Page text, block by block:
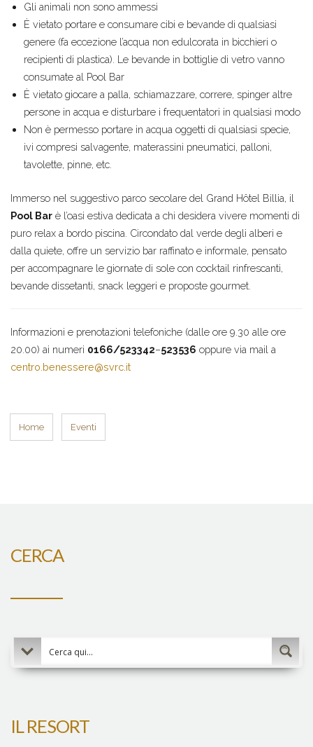
Gli animali non sono ammessi
È vietato portare e consumare cibi e bevande di qualsiasi
genere (fa eccezione l’acqua non edulcorata in bicchieri o
recipienti di plastica). Le bevande in bottiglie di vetro vanno
consumate al Pool Bar
È vietato giocare a palla, schiamazzare, correre, spinger altre
persone in acqua e disturbare i frequentatori in qualsiasi modo
Non è permesso portare in acqua oggetti di qualsiasi specie,
ivi compresi salvagente, materassini pneumatici, palloni,
tavolette, pinne, etc.
Immerso nel suggestivo parco secolare del Grand Hôtel Billia, il
Pool Bar è l’oasi estiva dedicata a chi desidera vivere momenti di
puro relax a bordo piscina. Circondato dal verde degli alberi e
dalla quiete, offre un servizio bar raffinato e informale, pensato
per accompagnare le giornate di sole con cocktail rinfrescanti,
bevande dissetanti, snack leggeri e proposte gourmet.
Informazioni e prenotazioni telefoniche (dalle ore 9.30 alle ore
20.00) ai numeri 0166/523342–523536 oppure via mail a
centro.benessere@svrc.it
Home Eventi
CERCA
IL RESORT